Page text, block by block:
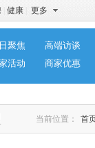
健康 更多
聚焦
高端访谈
活动
商家优惠
当前位置： 首